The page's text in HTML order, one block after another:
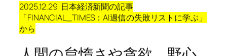
2025.12.29 日本経済新聞の記事
「FINANCIAL_TIMES：AI過信の失敗リストに学ぶ」
から